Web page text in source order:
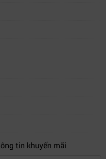
tin khuyến mãi